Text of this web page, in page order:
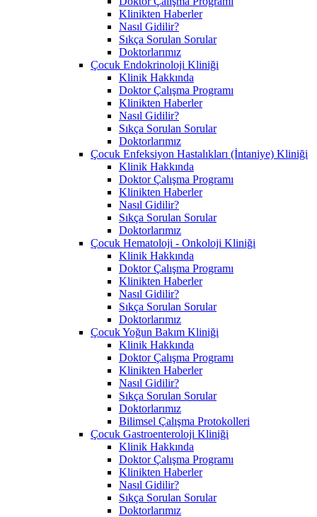
Klinikten Haberler
Nasıl Gidilir?
Sıkça Sorulan Sorular
Doktorlarımız
Çocuk Endokrinoloji Kliniği
Klinik Hakkında
Doktor Çalışma Programı
Klinikten Haberler
Nasıl Gidilir?
Sıkça Sorulan Sorular
Doktorlarımız
Çocuk Enfeksiyon Hastalıkları (İntaniye) Kliniği
Klinik Hakkında
Doktor Çalışma Programı
Klinikten Haberler
Nasıl Gidilir?
Sıkça Sorulan Sorular
Doktorlarımız
Çocuk Hematoloji - Onkoloji Kliniği
Klinik Hakkında
Doktor Çalışma Programı
Klinikten Haberler
Nasıl Gidilir?
Sıkça Sorulan Sorular
Doktorlarımız
Çocuk Yoğun Bakım Kliniği
Klinik Hakkında
Doktor Çalışma Programı
Klinikten Haberler
Nasıl Gidilir?
Sıkça Sorulan Sorular
Doktorlarımız
Bilimsel Çalışma Protokolleri
Çocuk Gastroenteroloji Kliniği
Klinik Hakkında
Doktor Çalışma Programı
Klinikten Haberler
Nasıl Gidilir?
Sıkça Sorulan Sorular
Doktorlarımız